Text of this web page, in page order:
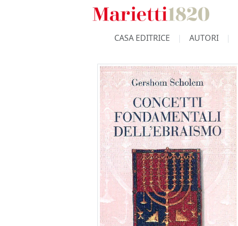
CASA EDITRICE AUTORI